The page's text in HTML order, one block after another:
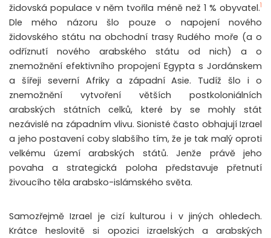
židovská populace v něm tvořila méně než 1 % obyvatel.1
Dle mého názoru šlo pouze o napojení nového
židovského státu na obchodní trasy Rudého moře (a o
odříznutí nového arabského státu od nich) a o
znemožnění efektivního propojení Egypta s Jordánskem
a šířeji severní Afriky a západní Asie. Tudíž šlo i o
znemožnění vytvoření větších postkoloniálních
arabských státních celků, které by se mohly stát
nezávislé na západním vlivu. Sionisté často obhajují Izrael
a jeho postavení coby slabšího tím, že je tak malý oproti
velkému území arabských států. Jenže právě jeho
povaha a strategická poloha představuje přetnutí
živoucího těla arabsko-islámského světa.
Samozřejmě Izrael je cizí kulturou i v jiných ohledech.
Krátce heslovitě si opozici izraelských a arabských